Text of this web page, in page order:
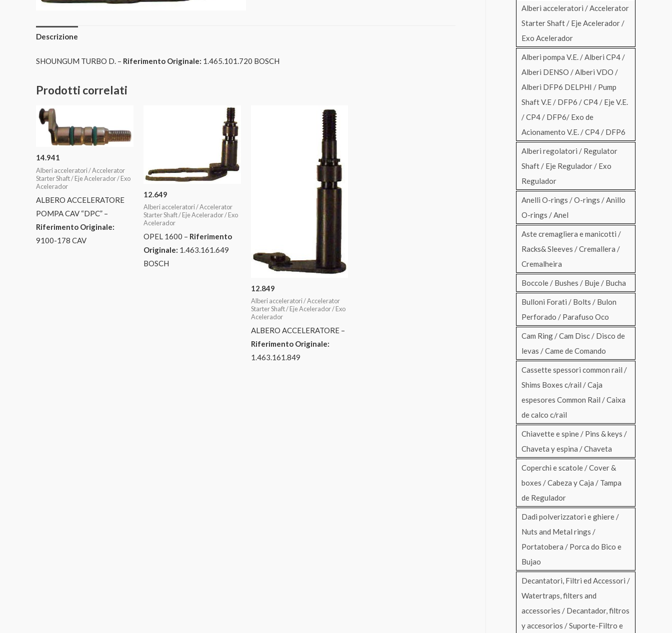
Descrizione
SHOUNGUM TURBO D. – Riferimento Originale: 1.465.101.720 BOSCH
Prodotti correlati
14.941
Alberi acceleratori / Accelerator
Starter Shaft / Eje Acelerador / Exo
Acelerador
ALBERO ACCELERATORE
POMPA CAV “DPC” –
Riferimento Originale:
9100-178 CAV
12.649
Alberi acceleratori / Accelerator
Starter Shaft / Eje Acelerador / Exo
Acelerador
OPEL 1600 – Riferimento
Originale: 1.463.161.649
BOSCH
12.849
Alberi acceleratori / Accelerator
Starter Shaft / Eje Acelerador / Exo
Acelerador
ALBERO ACCELERATORE –
Riferimento Originale:
1.463.161.849
Alberi acceleratori / Accelerator
Starter Shaft / Eje Acelerador /
Exo Acelerador
Alberi pompa V.E. / Alberi CP4 /
Alberi DENSO / Alberi VDO /
Alberi DFP6 DELPHI / Pump
Shaft V.E / DFP6 / CP4 / Eje V.E.
/ CP4 / DFP6/ Exo de
Acionamento V.E. / CP4 / DFP6
Alberi regolatori / Regulator
Shaft / Eje Regulador / Exo
Regulador
Anelli O-rings / O-rings / Anillo
O-rings / Anel
Aste cremagliera e manicotti /
Racks& Sleeves / Cremallera /
Cremalheira
Boccole / Bushes / Buje / Bucha
Bulloni Forati / Bolts / Bulon
Perforado / Parafuso Oco
Cam Ring / Cam Disc / Disco de
levas / Came de Comando
Cassette spessori common rail /
Shims Boxes c/rail / Caja
espesores Common Rail / Caixa
de calco c/rail
Chiavette e spine / Pins & keys /
Chaveta y espina / Chaveta
Coperchi e scatole / Cover &
boxes / Cabeza y Caja / Tampa
de Regulador
Dadi polverizzatori e ghiere /
Nuts and Metal rings /
Portatobera / Porca do Bico e
Bujao
Decantatori, Filtri ed Accessori /
Watertraps, filters and
accessories / Decantador, filtros
y accesorios / Suporte-Filtro e